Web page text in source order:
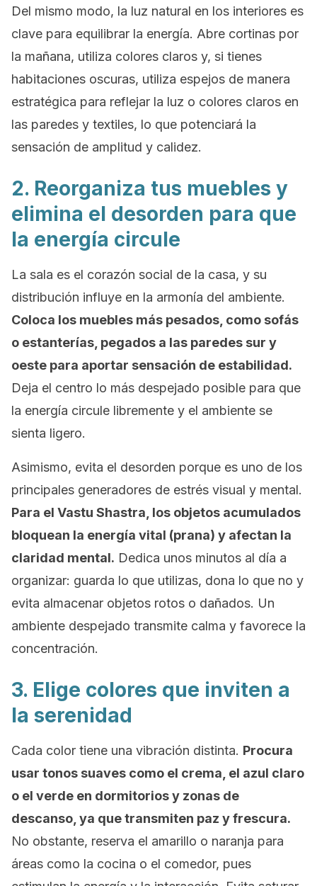
Del mismo modo, la luz natural en los interiores es
clave para equilibrar la energía. Abre cortinas por
la mañana, utiliza colores claros y, si tienes
habitaciones oscuras, utiliza espejos de manera
estratégica para reflejar la luz o colores claros en
las paredes y textiles, lo que potenciará la
sensación de amplitud y calidez.
2. Reorganiza tus muebles y
elimina el desorden para que
la energía circule
La sala es el corazón social de la casa, y su
distribución influye en la armonía del ambiente.
Coloca los muebles más pesados, como sofás
o estanterías, pegados a las paredes sur y
oeste para aportar sensación de estabilidad.
Deja el centro lo más despejado posible para que
la energía circule libremente y el ambiente se
sienta ligero.
Asimismo, evita el desorden porque es uno de los
principales generadores de estrés visual y mental.
Para el Vastu Shastra, los objetos acumulados
bloquean la energía vital (prana) y afectan la
claridad mental. Dedica unos minutos al día a
organizar: guarda lo que utilizas, dona lo que no y
evita almacenar objetos rotos o dañados. Un
ambiente despejado transmite calma y favorece la
concentración.
3. Elige colores que inviten a
la serenidad
Cada color tiene una vibración distinta. Procura
usar tonos suaves como el crema, el azul claro
o el verde en dormitorios y zonas de
descanso, ya que transmiten paz y frescura.
No obstante, reserva el amarillo o naranja para
áreas como la cocina o el comedor, pues